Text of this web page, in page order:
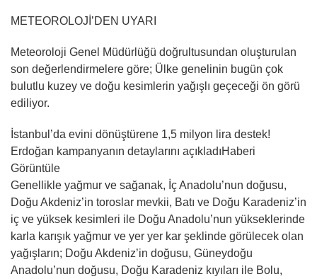
METEOROLOJİ’DEN UYARI
Meteoroloji Genel Müdürlüğü doğrultusundan oluşturulan
son değerlendirmelere göre; Ülke genelinin bugün çok
bulutlu kuzey ve doğu kesimlerin yağışlı geçeceği ön görü
ediliyor.
İstanbul’da evini dönüştürene 1,5 milyon lira destek!
Erdoğan kampanyanın detaylarını açıkladıHaberi
Görüntüle
Genellikle yağmur ve sağanak, İç Anadolu’nun doğusu,
Doğu Akdeniz’in toroslar mevkii, Batı ve Doğu Karadeniz’in
iç ve yüksek kesimleri ile Doğu Anadolu’nun yükseklerinde
karla karışık yağmur ve yer yer kar şeklinde görülecek olan
yağışların; Doğu Akdeniz’in doğusu, Güneydoğu
Anadolu’nun doğusu, Doğu Karadeniz kıyıları ile Bolu,